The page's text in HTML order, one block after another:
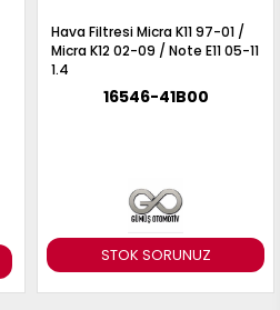
STOK SORUNUZ
Hava Filtresi Micra K11 97-01 /
Micra K12 02-09 / Note E11 05-11
1.4
16546-41B00